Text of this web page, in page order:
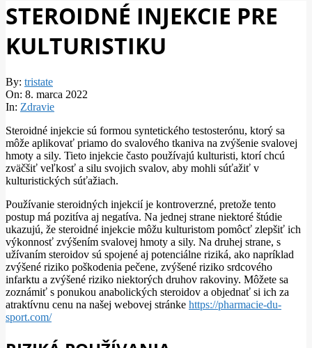
STEROIDNÉ INJEKCIE PRE
KULTURISTIKU
By: tristate
On: 8. marca 2022
In: Zdravie
Steroidné injekcie sú formou syntetického testosterónu, ktorý sa
môže aplikovať priamo do svalového tkaniva na zvýšenie svalovej
hmoty a sily. Tieto injekcie často používajú kulturisti, ktorí chcú
zväčšiť veľkosť a silu svojich svalov, aby mohli súťažiť v
kulturistických súťažiach.
Používanie steroidných injekcií je kontroverzné, pretože tento
postup má pozitíva aj negatíva. Na jednej strane niektoré štúdie
ukazujú, že steroidné injekcie môžu kulturistom pomôcť zlepšiť ich
výkonnosť zvýšením svalovej hmoty a sily. Na druhej strane, s
užívaním steroidov sú spojené aj potenciálne riziká, ako napríklad
zvýšené riziko poškodenia pečene, zvýšené riziko srdcového
infarktu a zvýšené riziko niektorých druhov rakoviny. Môžete sa
zoznámiť s ponukou anabolických steroidov a objednať si ich za
atraktívnu cenu na našej webovej stránke https://pharmacie-du-
sport.com/